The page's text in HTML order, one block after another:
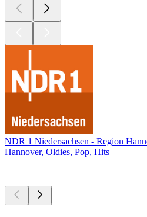
NDR 1 Niedersachsen - Region
Hannover, Oldies, Pop, Hits